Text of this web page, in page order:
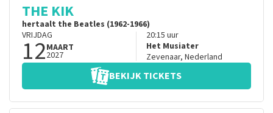
THE KIK
hertaalt the Beatles (1962-1966)
VRIJDAG
12MAART
2027
20:15 uur
Het Musiater
Zevenaar, Nederland
BEKIJK TICKETS